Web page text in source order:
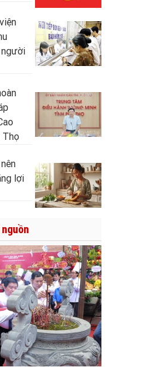
Thọ
lợi